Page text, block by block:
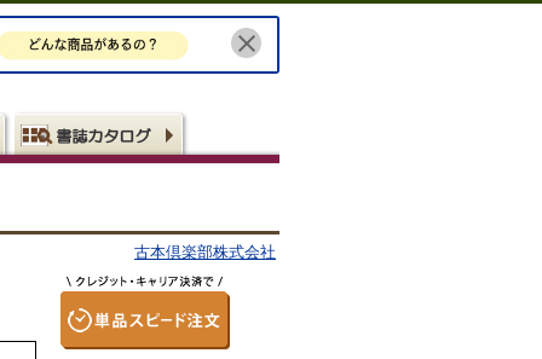
古本倶楽部株式会社